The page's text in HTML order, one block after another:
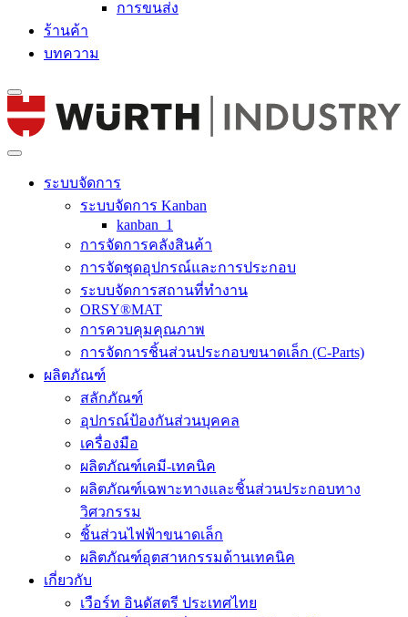
การขนส่ง
ร้านค้า
บทความ
ระบบจัดการ
ระบบจัดการ Kanban
kanban_1
การจัดการคลังสินค้า
การจัดชุดอุปกรณ์และการประกอบ
ระบบจัดการสถานที่ทำงาน
ORSY®MAT
การควบคุมคุณภาพ
การจัดการชิ้นส่วนประกอบขนาดเล็ก (C-Parts)
ผลิตภัณฑ์
สลักภัณฑ์
อุปกรณ์ป้องกันส่วนบุคคล
เครื่องมือ
ผลิตภัณฑ์เคมี-เทคนิค
ผลิตภัณฑ์เฉพาะทางและชิ้นส่วนประกอบทาง
วิศวกรรม
ชิ้นส่วนไฟฟ้าขนาดเล็ก
ผลิตภัณฑ์อุตสาหกรรมด้านเทคนิค
เกี่ยวกับ
เวือร์ท อินดัสตรี ประเทศไทย